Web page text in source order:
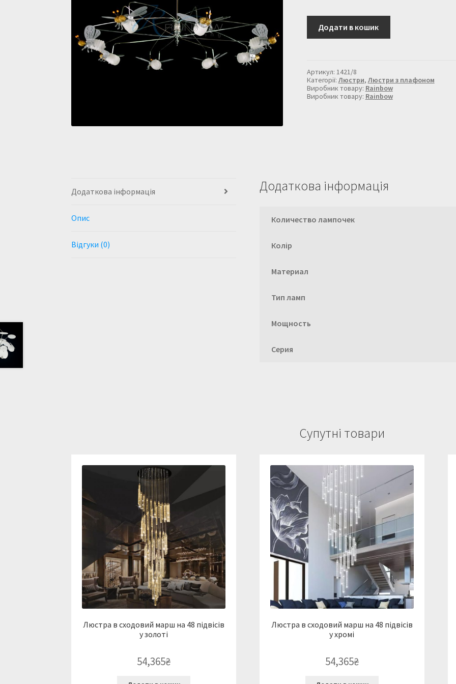
дитячої
кількість
Додати в кошик
Артикул: 1421/8
Категорії: Люстри, Люстри з плафоном
Виробник товару: Rainbow
Виробник товару: Rainbow
Додаткова інформація
Опис
Відгуки (0)
Додаткова інформація
Количество лампочек
Колір
Материал
Тип ламп
Мощность
Серия
Супутні товари
Люстра в сходовий марш на 48 підвісів
у золоті
54,365₴
Люстра в сходовий марш на 48 підвісів
у хромі
54,365₴